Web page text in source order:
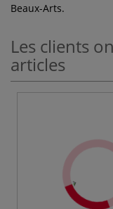
Beaux-Arts.
Les clients
articles